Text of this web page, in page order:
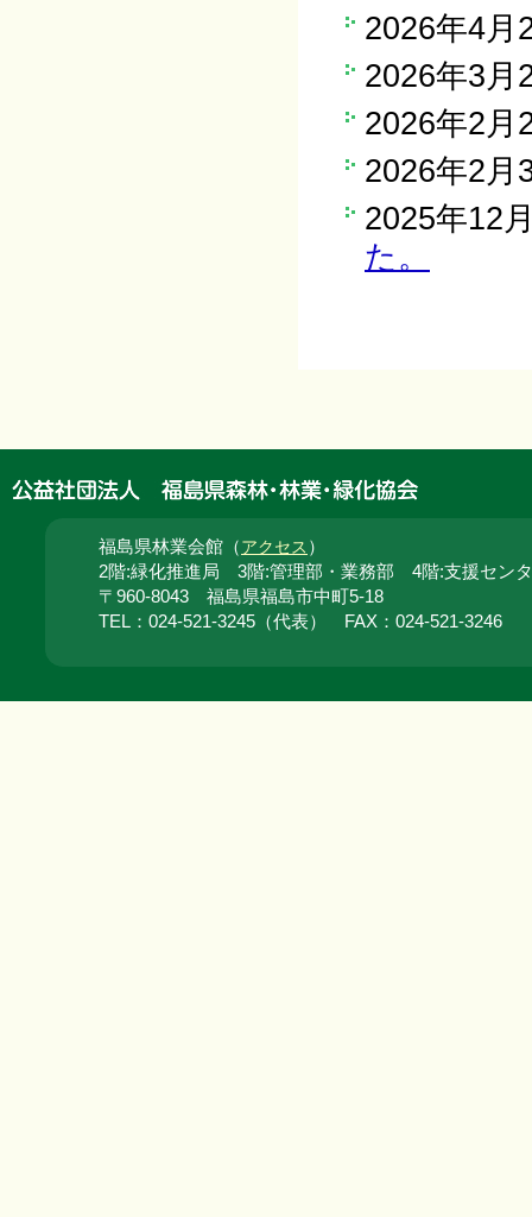
2026年4月
2026年3月
2026年2月
2026年2月
2025年12
た。
福島県林業会館（ アクセス ）
2階:緑化推進局 3階:管理部・業務部 4階:支援セン
〒960-8043 福島県福島市中町5-18
TEL：024‐521‐3245（代表） FAX：024‐521‐3246